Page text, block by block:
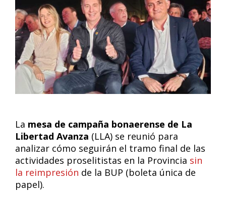
La mesa de campaña bonaerense de La
Libertad Avanza (LLA) se reunió para
analizar cómo seguirán el tramo final de las
actividades proselitistas en la Provincia sin
la reimpresión de la BUP (boleta única de
papel).